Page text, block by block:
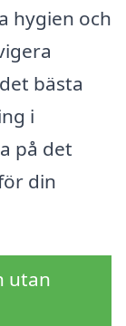
hygien och
bästa
i
på det
din
utan